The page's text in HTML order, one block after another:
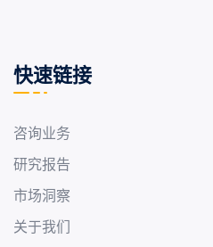
快速链接
咨询业务
研究报告
市场洞察
关于我们